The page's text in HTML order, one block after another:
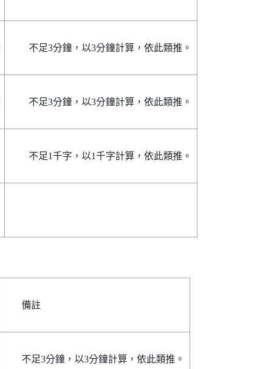
不足3分鐘，以3分鐘計算，依此類推。
不足3分鐘，以3分鐘計算，依此類推。
不足1千字，以1千字計算，依此類推。
備註
不足3分鐘，以3分鐘計算，依此類推。